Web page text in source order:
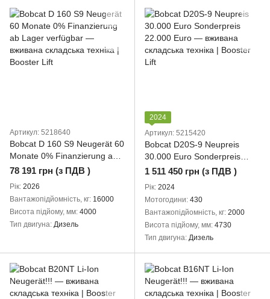
Артикул: 5218640
Bobcat D 160 S9 Neugerät 60
Monate 0% Finanzierung ab
Lager verfügbar
78 191 грн (з ПДВ )
Рік 2026
Вантажопідйомність, кг 16000
Висота підйому, мм 4000
Тип двигуна Дизель
2024
Артикул: 5215420
Bobcat D20S-9 Neupreis
30.000 Euro Sonderpreis
22.000 Euro
1 511 450 грн (з ПДВ )
Рік 2024
Мотогодини 430
Вантажопідйомність, кг 2000
Висота підйому, мм 4730
Тип двигуна Дизель